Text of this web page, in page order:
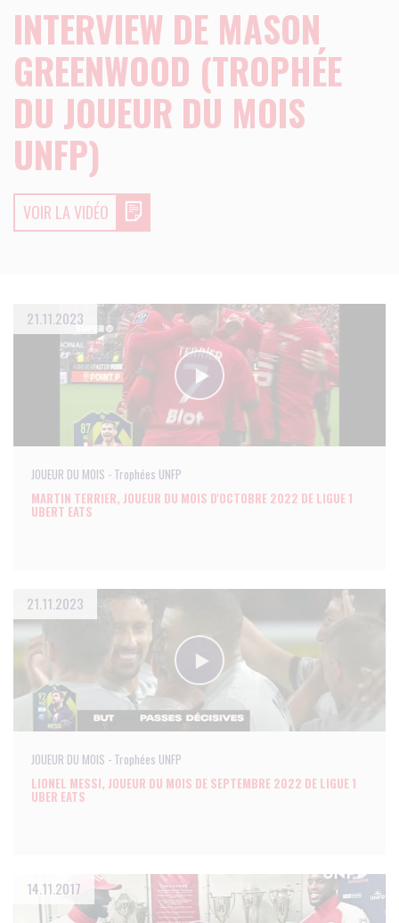
INTERVIEW DE MASON
GREENWOOD (TROPHÉE
DU JOUEUR DU MOIS
UNFP)
VOIR LA VIDÉO
21.11.2023
JOUEUR DU MOIS - Trophées UNFP
MARTIN TERRIER, JOUEUR DU MOIS D'OCTOBRE 2022 DE LIGUE 1
UBERT EATS
21.11.2023
JOUEUR DU MOIS - Trophées UNFP
LIONEL MESSI, JOUEUR DU MOIS DE SEPTEMBRE 2022 DE LIGUE 1
UBER EATS
14.11.2017